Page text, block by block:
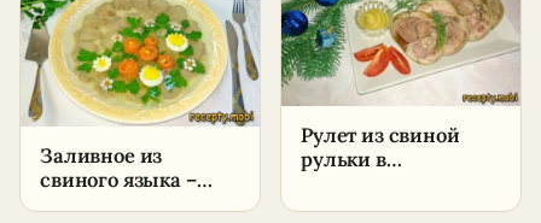
Заливное из
свиного языка –
Рулет из свиной
рульки в
скороварке –